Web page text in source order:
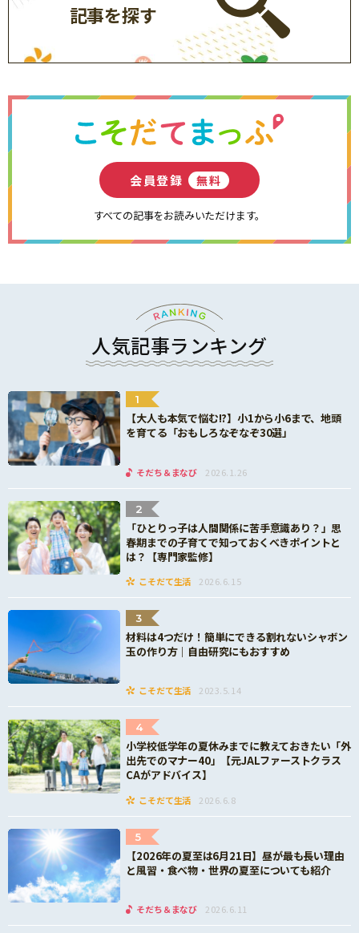
記事を探す
会員登録 無料
すべての記事をお読みいただけます。
人気記事ランキング
1
【大人も本気で悩む!?】小1から小6まで、地頭
を育てる「おもしろなぞなぞ30選」
そだち＆まなび 2026.1.26
2
「ひとりっ子は人間関係に苦手意識あり？」思
春期までの子育てで知っておくべきポイントと
は？【専門家監修】
こそだて生活 2026.6.15
3
材料は4つだけ！簡単にできる割れないシャボン
玉の作り方｜自由研究にもおすすめ
こそだて生活 2023.5.14
4
小学校低学年の夏休みまでに教えておきたい「外
出先でのマナー40」【元JALファーストクラス
CAがアドバイス】
こそだて生活 2026.6.8
5
【2026年の夏至は6月21日】昼が最も長い理由
と風習・食べ物・世界の夏至についても紹介
そだち＆まなび 2026.6.11